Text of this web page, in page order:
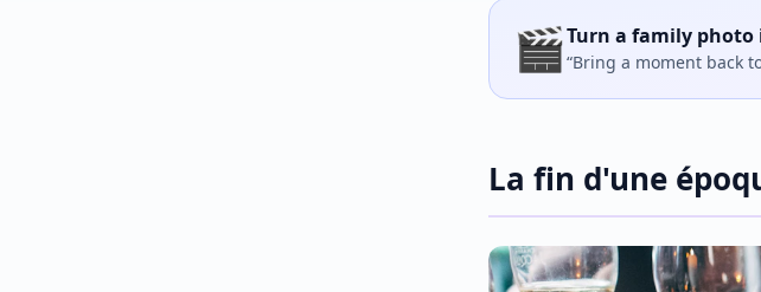
🎬Turn a family
“Bring a moment back
La fin d'une